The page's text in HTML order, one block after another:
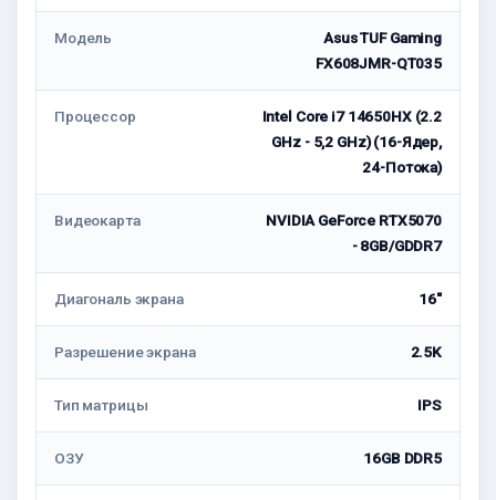
Модель
Asus TUF Gaming
FX608JMR-QT035
Процессор
Intel Core i7 14650HX (2.2
GHz - 5,2 GHz) (16-Ядер,
24-Потока)
Видеокарта
NVIDIA GeForce RTX5070
- 8GB/GDDR7
Диагональ экрана 16"
Разрешение экрана 2.5K
Тип матрицы IPS
ОЗУ 16GB DDR5